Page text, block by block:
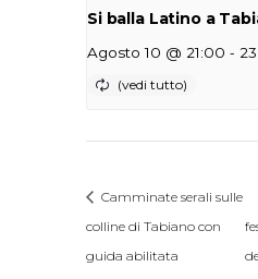
Si balla Latino a
Agosto 10 @ 21:00 -
Camminate serali sulle
colline di Tabiano con
guida abilitata